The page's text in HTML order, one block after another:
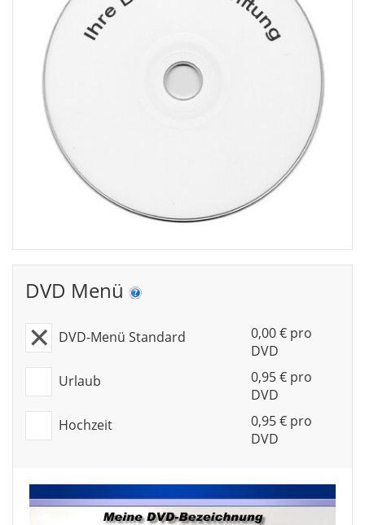
DVD Menü
DVD-Menü Standard
0,00 € pro
DVD
Urlaub
0,95 € pro
DVD
Hochzeit
0,95 € pro
DVD